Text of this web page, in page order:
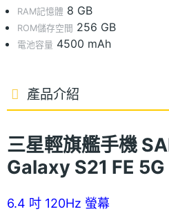
RAM記憶體 8 GB
ROM儲存空間 256 GB
電池容量 4500 mAh
產品介紹
三星輕旗艦手機
Galaxy S21 FE 5G
6.4 吋 120Hz 螢幕